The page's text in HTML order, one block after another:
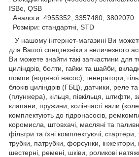
ISBe, QSB
Аналоги: 4955352, 3357480, 3802070
Розміри: стандартні, STD
У нашому інтернет-магазині Ви
для Вашої спецтехніки з величезного
Ви можете знайти такі запчастини для
циліндрів, болти, гайки та шайби,
помпи (водяної насос), генератори,
блоків циліндрів (ГБЦ), датчики, реле
(плунжера), кільця, півкільця, штифти,
клапани, пружини, колінчасті вали
комплектують до гідронасосів,
коромисла, штовхачі, масляні та
фільтри та їхні комплектуючі,
трубки, патрубки, форсунки,
шестерні, ремені, шківи, роликові